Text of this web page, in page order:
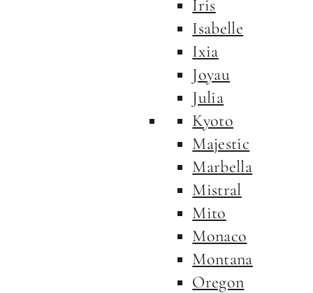
Iris
Isabelle
Ixia
Joyau
Julia
Kyoto
Majestic
Marbella
Mistral
Mito
Monaco
Montana
Oregon